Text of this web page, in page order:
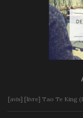
[avis] [livre] Tao Te King